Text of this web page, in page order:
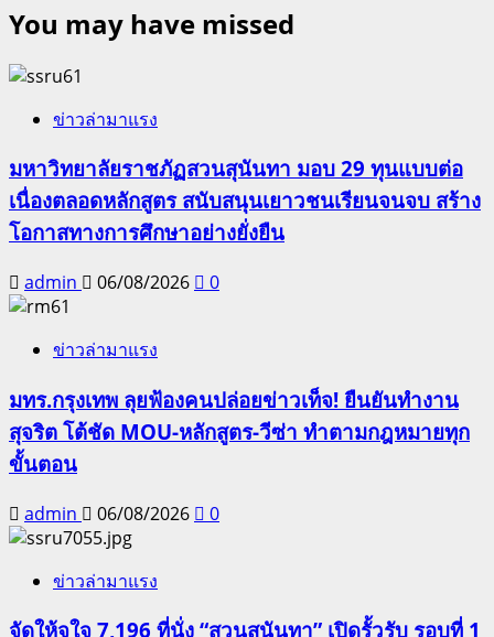
You may have missed
ข่าวล่ามาแรง
มหาวิทยาลัยราชภัฏสวนสุนันทา มอบ 29 ทุนแบบต่อ
เนื่องตลอดหลักสูตร สนับสนุนเยาวชนเรียนจนจบ สร้าง
โอกาสทางการศึกษาอย่างยั่งยืน
admin 06/08/2026 0
ข่าวล่ามาแรง
มทร.กรุงเทพ ลุยฟ้องคนปล่อยข่าวเท็จ! ยืนยันทำงาน
สุจริต โต้ชัด MOU-หลักสูตร-วีซ่า ทำตามกฎหมายทุก
ขั้นตอน
admin 06/08/2026 0
ข่าวล่ามาแรง
จัดให้จุใจ 7,196 ที่นั่ง “สวนสุนันทา” เปิดรั้วรับ รอบที่ 1